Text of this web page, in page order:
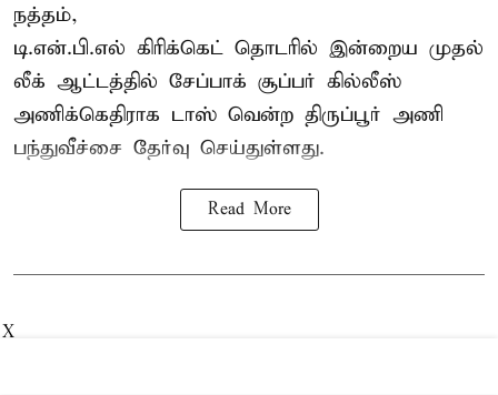
நத்தம்,
டி.என்.பி.எல் கிரிக்கெட் தொடரில் இன்றைய முதல்
லீக் ஆட்டத்தில் சேப்பாக் சூப்பர் கில்லீஸ்
அணிக்கெதிராக டாஸ் வென்ற திருப்பூர் அணி
பந்துவீச்சை தேர்வு செய்துள்ளது.
Read More
X